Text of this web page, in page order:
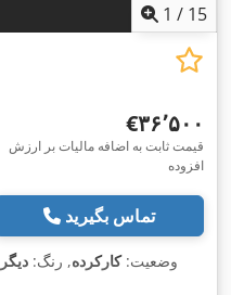
1 / 15
‎€۳۶٬۵۰۰
قیمت ثابت به اضافه مالیات بر ارزش
افزوده
تماس بگیرید
وضعیت:کارکرده, رنگ: دیگر